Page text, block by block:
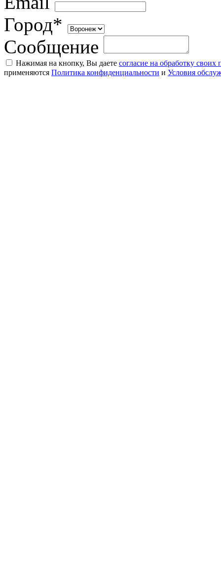
Город*
Сообщение
Нажимая на кнопку, Вы даете согласие на обработку
применяются Политика конфиденциальности и Условия